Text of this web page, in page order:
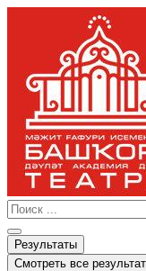
содержимому
Search
...
Результаты
Смотреть все